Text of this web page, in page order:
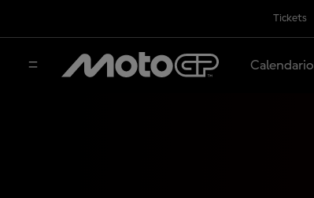
Tickets
Calendario